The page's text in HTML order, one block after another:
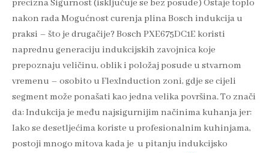
precizna Sigurnost (isključuje se bez posude) Ostaje toplo
nakon rada Mogućnost curenja plina Bosch indukcija u
praksi – što je drugačije? Bosch PXE675DC1E koristi
naprednu generaciju indukcijskih zavojnica koje
prepoznaju veličinu, oblik i položaj posude u stvarnom
vremenu – osobito u FlexInduction zoni, gdje se cijeli
segment može ponašati kao jedna velika površina. To znači
da: Indukcija je među najsigurnijim načinima kuhanja jer:
Iako se desetljećima koriste u profesionalnim kuhinjama,
postoji mnogo mitova kada je u pitanju indukcijsko